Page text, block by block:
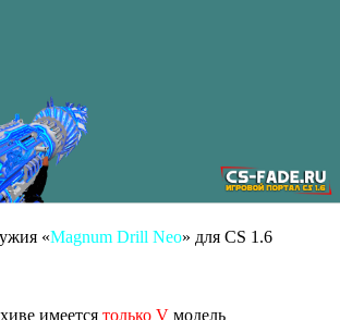
«Magnum Drill Neo» для CS 1.6
имеется только Vмодель